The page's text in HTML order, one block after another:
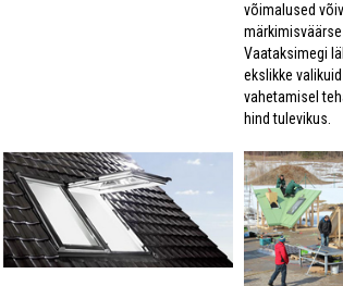
võimalused
Vaataksimegi
ekslikke
vahetamisel
hind tulevikus.